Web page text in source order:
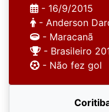
- 16/9/2015
- Anderson
- Maracanã
- Brasileiro
- Não fez gol